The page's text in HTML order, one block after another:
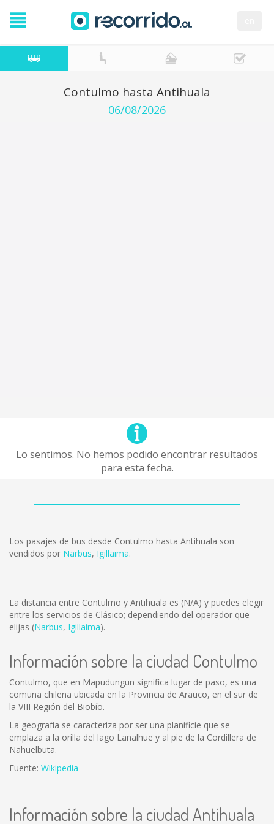
Contulmo hasta Antihuala
06/08/2026
Lo sentimos. No hemos podido encontrar resultados
para esta fecha.
Los pasajes de bus desde Contulmo hasta Antihuala son
vendidos por Narbus, Igillaima.
La distancia entre Contulmo y Antihuala es (N/A) y puedes elegir
entre los servicios de Clásico; dependiendo del operador que
elijas (Narbus, Igillaima).
Información sobre la ciudad Contulmo
Contulmo, que en Mapudungun significa lugar de paso, es una
comuna chilena ubicada en la Provincia de Arauco, en el sur de
la VIII Región del Biobío.
La geografía se caracteriza por ser una planificie que se
emplaza a la orilla del lago Lanalhue y al pie de la Cordillera de
Nahuelbuta.
Fuente: Wikipedia
Información sobre la ciudad Antihuala